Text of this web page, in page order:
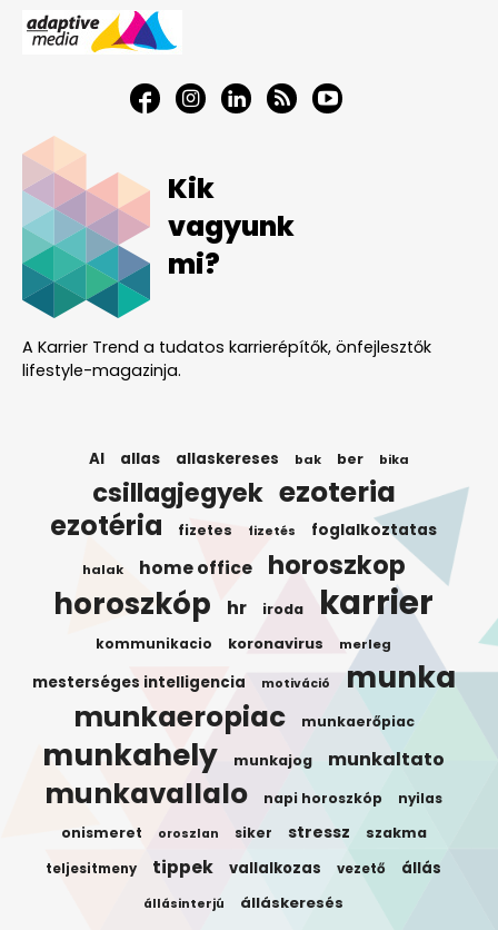
Kik
vagyunk
mi?
A Karrier Trend a tudatos karrierépítők, önfejlesztők
lifestyle-magazinja.
AI allas allaskereses bak ber bika
csillagjegyek ezoteria
ezotéria fizetes fizetés foglalkoztatas
halak home office horoszkop
horoszkóp hr iroda karrier
kommunikacio koronavirus merleg
mesterséges intelligencia motiváció munka
munkaeropiac munkaerőpiac
munkahely munkajog munkaltato
munkavallalo napi horoszkóp nyilas
onismeret oroszlan siker stressz szakma
teljesitmeny tippek vallalkozas vezető állás
állásinterjú álláskeresés